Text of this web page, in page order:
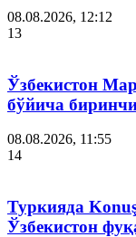
08.08.2026, 12:12
13
Ўзбекистон
бўйича
08.08.2026, 11:55
14
Туркияда
Ўзбекистон